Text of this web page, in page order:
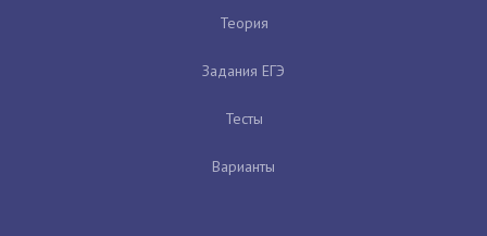
Теория
Задания ЕГЭ
Тесты
Варианты